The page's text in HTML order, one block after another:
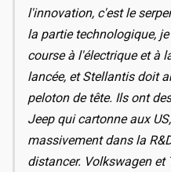
l'innovation, c'est le
la partie technologique,
course à l'électrique et à
lancée, et Stellantis doit
peloton de tête. Ils ont
Jeep qui cartonne aux
massivement dans la
distancer. Volkswagen et